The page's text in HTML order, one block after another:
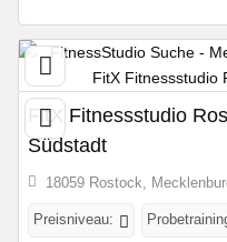
FitX Fitnessstudio
Südstadt
18059 Rostock,
Preisniveau: